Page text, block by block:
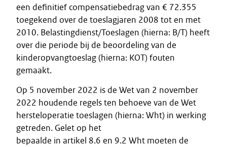
een definitief compensatiebedrag van € 72.355
toegekend over de toeslagjaren 2008 tot en met
2010. Belastingdienst/Toeslagen (hierna: B/T) heeft
over die periode bij de beoordeling van de
kinderopvangtoeslag (hierna: KOT) fouten
gemaakt.
Op 5 november 2022 is de Wet van 2 november
2022 houdende regels ten behoeve van de Wet
hersteloperatie toeslagen (hierna: Wht) in werking
getreden. Gelet op het
bepaalde in artikel 8.6 en 9.2 Wht moeten de